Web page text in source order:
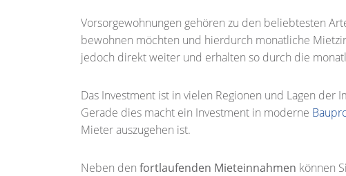
Vorsorgewohnungen gehören zu den beliebtesten
bewohnen möchten und hierdurch monatliche
jedoch direkt weiter und erhalten so durch die
Das Investment ist in vielen Regionen und Lagen der
Gerade dies macht ein Investment in moderne
Mieter auszugehen ist.
Neben den fortlaufenden Mieteinnahmen können